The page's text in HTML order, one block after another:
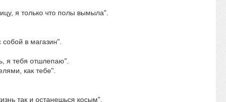
я только что полы вымыла".
в магазин".
я тебя отшлепаю".
как тебе".
так и останешься косым".